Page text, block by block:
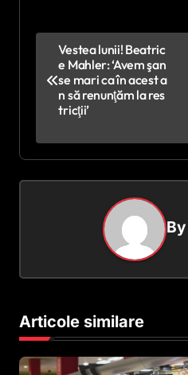
g
a
n
r
t
Vestea lunii! Beatric
e Mahler: ‘Avem şan
se mari ca în acest a
n să renunţăm la res
tricţii’
By
Articole similare